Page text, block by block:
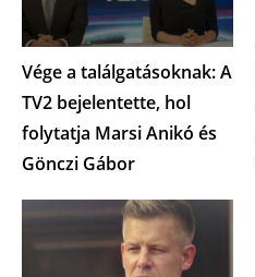
Vége a találgatásoknak: A
TV2 bejelentette, hol
folytatja Marsi Anikó és
Gönczi Gábor